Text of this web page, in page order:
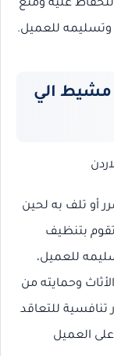
عليه ومنع
وتسليمه للعميل.
الي
أو تلف به لحين
بتنظيف
للعميل،
وحمايته من
تنافسية للتعاقد
العميل